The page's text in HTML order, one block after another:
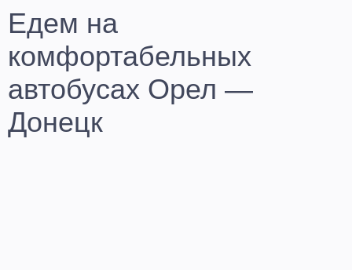
Едем на
комфортабельных
автобусах Орел —
Донецк